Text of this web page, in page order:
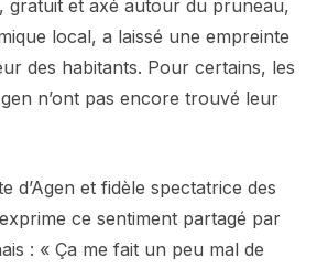
gratuit et axé autour du pruneau,
local, a laissé une empreinte
des habitants. Pour certains, les
n’ont pas encore trouvé leur
d’Agen et fidèle spectatrice des
ce sentiment partagé par
: « Ça me fait un peu mal de